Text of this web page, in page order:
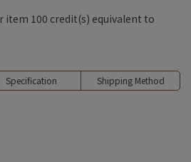
item 100 credit(s) equivalent to
Specification Shipping Method